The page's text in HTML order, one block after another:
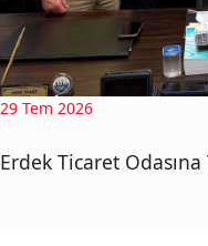
29 Tem 2026
Erdek Ticaret